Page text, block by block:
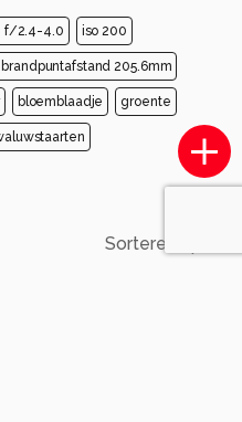
f/2.4-4.0 iso 200
brandpuntafstand 205.6mm
bloemblaadje groente
Sorteren op